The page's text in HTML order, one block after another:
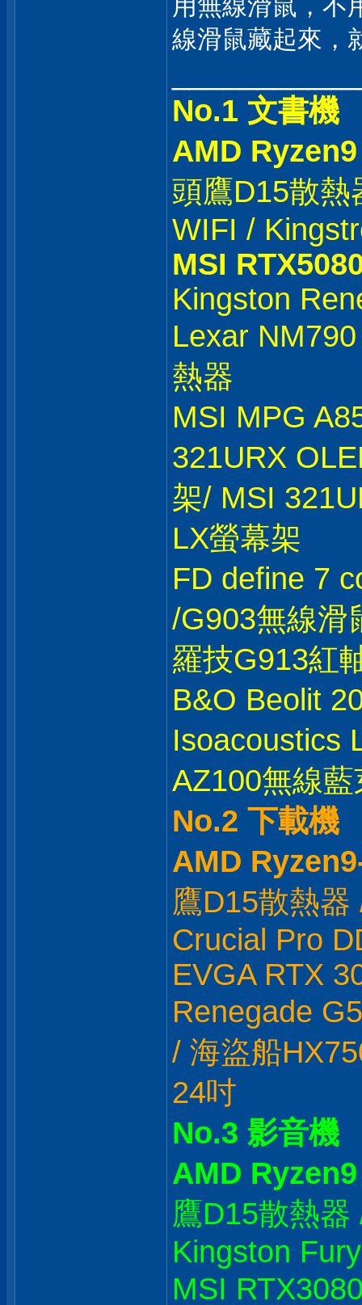
用無線滑鼠，不
線滑鼠藏起來，
No.1 文書機
AMD
頭鷹D15散熱
WIFI /
MSI
Kingston
Lexar
熱器
MSI MPG
321URX
架/ MSI
LX螢幕架
FD define 7
/G903無線滑
羅技G913紅
B&O Beolit
Isoacoustics
AZ100無線
No.2 下載機
AMD
鷹D15散熱
Crucial Pro
EVGA RTX
Renegade
/ 海盜船
24吋
No.3 影音機
AMD
鷹D15散熱
Kingston
MSI